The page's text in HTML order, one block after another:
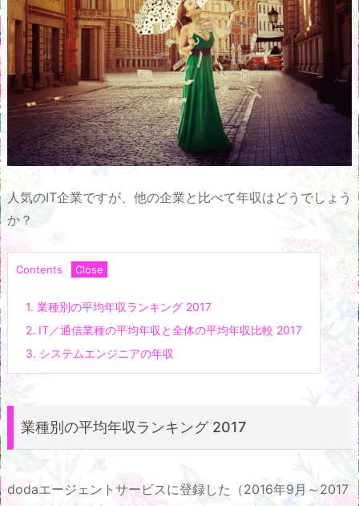
人気のIT企業ですが、他の企業と比べて年収はどうでしょう
か？
Contents
1. 業種別の平均年収ランキング 2017
2. IT／通信業種の平均年収と全体の平均年収比較 2017
3. システムエンジニアの年収
業種別の平均年収ランキング 2017
dodaエージェントサービスに登録した（2016年9月～2017